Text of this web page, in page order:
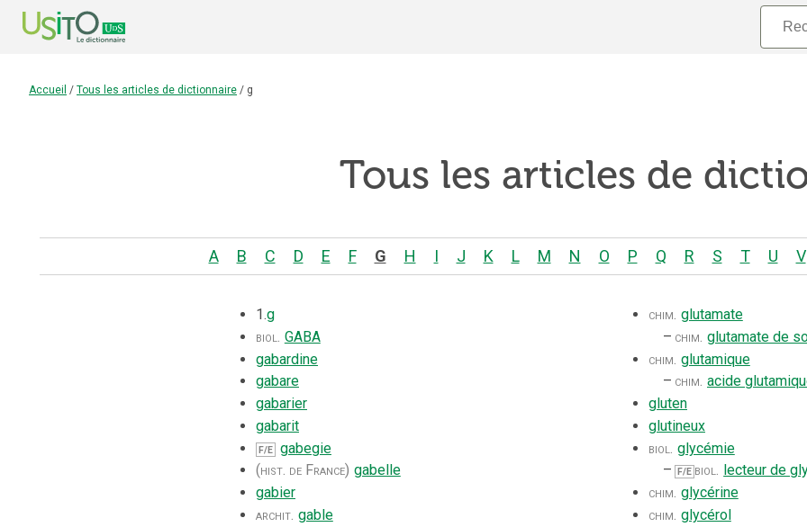
Accueil / Tous les articles de dictionnaire / g
Tous les articles de
A B C D E F G H I J K L M N O P Q R S T U V
1.g
biol.
GABA
gabardine
gabare
gabarier
gabarit
F/E
gabegie
(hist. de France) gabelle
gabier
archit. gable
chim. glutamate
– chim. glutamate de
chim. glutamique
– chim. acide
gluten
glutineux
biol.
glycémie
–
F/E biol. lecteur de
chim. glycérine
chim. glycérol